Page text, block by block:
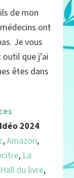
de mon
ont
Je vous
que j’ai
êtes dans
2024
,Amazon,
, La
Hall du livre,